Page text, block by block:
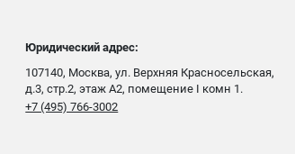
Юридический адрес:
107140, Москва, ул. Верхняя Красносельская,
д.3, стр.2, этаж А2, помещение I комн 1.
+7 (495) 766-3002